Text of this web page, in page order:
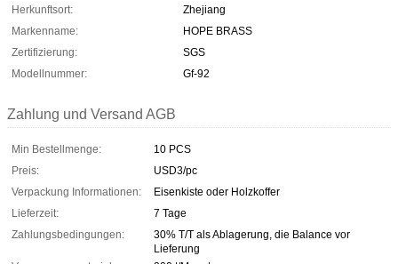
Herkunftsort:
Zhejiang
Markenname:
HOPE BRASS
Zertifizierung:
SGS
Modellnummer:
Gf-92
Zahlung und Versand AGB
Min Bestellmenge:
10 PCS
Preis:
USD3/pc
Verpackung Informationen:
Eisenkiste oder Holzkoffer
Lieferzeit:
7 Tage
Zahlungsbedingungen:
30% T/T als Ablagerung, die Balance vor
Lieferung